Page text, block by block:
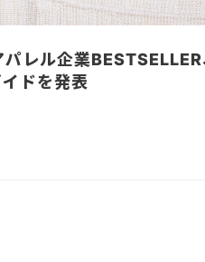
パレル企業
ドを発表